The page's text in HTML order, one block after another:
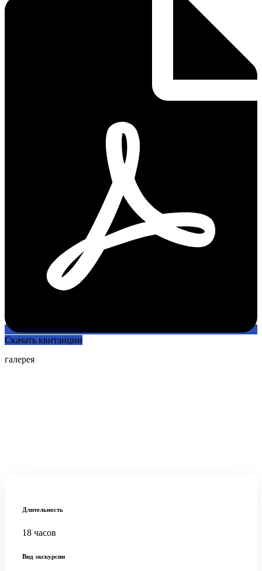
Скачать квитанции
галерея
Длительность
18 часов
Вид экскурсии